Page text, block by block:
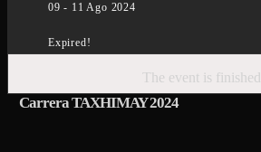
09 - 11 Ago 2024
Expired!
The event is finished.
Carrera TAXHIMAY 2024